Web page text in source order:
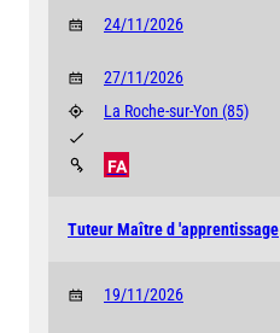
24/11/2026
27/11/2026
La Roche-sur-Yon (85)
FA
Tuteur Maître d 'apprentissage
19/11/2026